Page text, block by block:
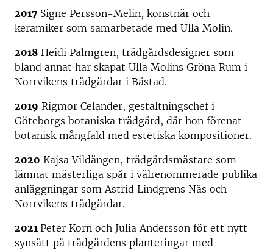
2017 Signe Persson-Melin, konstnär och
keramiker som samarbetade med Ulla Molin.
2018 Heidi Palmgren, trädgårdsdesigner som
bland annat har skapat Ulla Molins Gröna Rum i
Norrvikens trädgårdar i Båstad.
2019 Rigmor Celander, gestaltningschef i
Göteborgs botaniska trädgård, där hon förenat
botanisk mångfald med estetiska kompositioner.
2020 Kajsa Vildängen, trädgårdsmästare som
lämnat mästerliga spår i välrenommerade publika
anläggningar som Astrid Lindgrens Näs och
Norrvikens trädgårdar.
2021 Peter Korn och Julia Andersson för ett nytt
synsätt på trädgårdens planteringar med